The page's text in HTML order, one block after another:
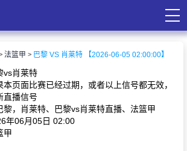
法篮甲 巴黎 VS 肖莱特 【2026-06-05 02:00:00】
vs肖莱特
本页面比赛已经过期，或者以上信号都无效，
直播信号
黎，肖莱特、巴黎vs肖莱特直播、法篮甲
年06月05日 02:00
甲